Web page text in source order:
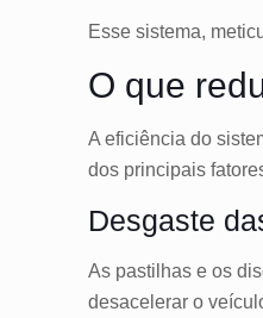
Esse sistema,
O que
A eficiência do
dos principais
Desgaste
As pastilhas e os
desacelerar o